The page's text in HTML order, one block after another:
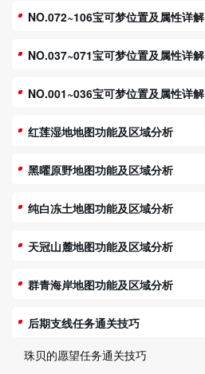
NO.072~106宝可梦位置及属性详解
NO.037~071宝可梦位置及属性详解
NO.001~036宝可梦位置及属性详解
红莲湿地地图功能及区域分析
黑曜原野地图功能及区域分析
纯白冻土地图功能及区域分析
天冠山麓地图功能及区域分析
群青海岸地图功能及区域分析
后期支线任务通关技巧
珠贝的愿望任务通关技巧